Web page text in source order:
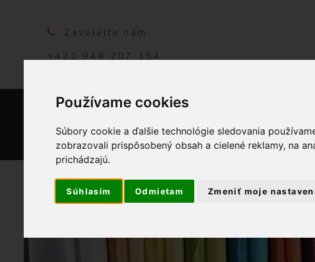
Používame cookies
Súbory cookie a ďalšie technológie sledovania
zobrazovali prispôsobený obsah a cielené reklamy, na
prichádzajú.
Súhlasím Odmietam Zmeniť moje
Zavolajte nám
+421 948 207 354